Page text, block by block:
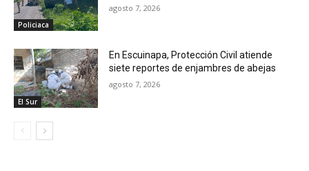
Policiaca
agosto 7, 2026
El Sur
En Escuinapa, Protección Civil atiende
siete reportes de enjambres de abejas
agosto 7, 2026